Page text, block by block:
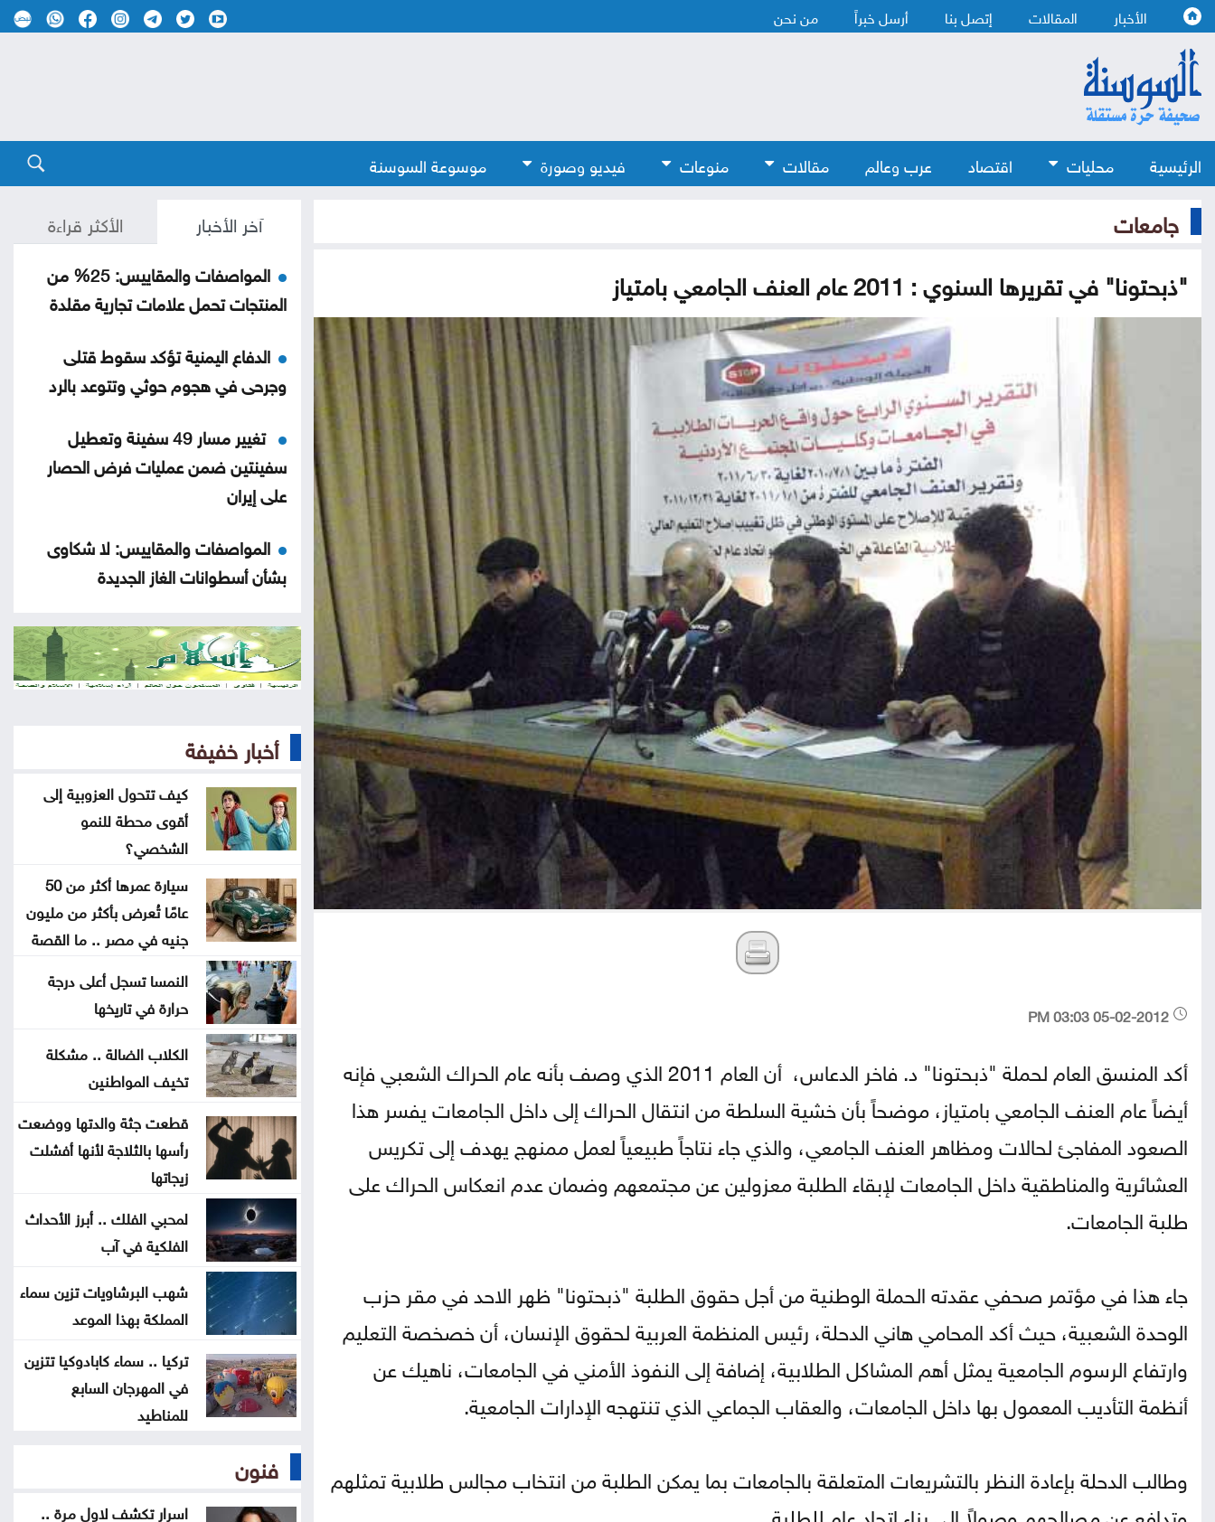
الأخبار المقالات إتصل بنا أرسل خبراً من نحن
الرئيسية محليات اقتصاد عرب وعالم مقالات منوعات فيديو وصورة موسوعة السوسنة
جامعات
"ذبحتونا" في تقريرها السنوي : 2011 عام العنف الجامعي بامتياز
أكد المنسق العام لحملة "ذبحتونا" د. فاخر الدعاس، أن العام 2011 الذي وصف بأنه عام الحراك الشعبي فإنه
أيضاً عام العنف الجامعي بامتياز، موضحاً بأن خشية السلطة من انتقال الحراك إلى داخل الجامعات يفسر هذا
الصعود المفاجئ لحالات ومظاهر العنف الجامعي، والذي جاء نتاجاً طبيعياً لعمل ممنهج يهدف إلى تكريس
العشائرية والمناطقية داخل الجامعات لإبقاء الطلبة معزولين عن مجتمعهم وضمان عدم انعكاس الحراك على
طلبة الجامعات.
جاء هذا في مؤتمر صحفي عقدته الحملة الوطنية من أجل حقوق الطلبة "ذبحتونا" ظهر الاحد في مقر حزب
الوحدة الشعبية، حيث أكد المحامي هاني الدحلة، رئيس المنظمة العربية لحقوق الإنسان، أن خصخصة التعليم
وارتفاع الرسوم الجامعية يمثل أهم المشاكل الطلابية، إضافة إلى النفوذ الأمني في الجامعات، ناهيك عن
أنظمة التأديب المعمول بها داخل الجامعات، والعقاب الجماعي الذي تنتهجه الإدارات الجامعية.
وطالب الدحلة بإعادة النظر بالتشريعات المتعلقة بالجامعات بما يمكن الطلبة من انتخاب مجالس طلابية تمثلهم
وتدافع عن مصالحهم وصولاً إلى بناء اتحاد عام للطلبة.
آخر الأخبار الأكثر قراءة
المواصفات والمقاييس: 25% من
المنتجات تحمل علامات تجارية مقلدة
الدفاع اليمنية تؤكد سقوط قتلى
وجرحى في هجوم حوثي وتتوعد بالرد
تغيير مسار 49 سفينة وتعطيل
سفينتين ضمن عمليات فرض الحصار
على إيران
المواصفات والمقاييس: لا شكاوى
بشأن أسطوانات الغاز الجديدة
المواصفات والمقاييس: لا خلل في
محطات المحروقات أو مادة البنزين
داخل حافلة ركاب في جرمانا بريف
دمشق
العراق يستلم 500 مليون دولار من
البنك المركزي الأميركي
إرادة ملكية بتعيين رئيس الديوان
الملكي ومدير مكتب الملك في مجلس
الأمن القومي
إصابة طفلين فلسطينيين بنيران
الجيش الإسرائيلي في غزة
بلال احمد المحاسنه مبارك المسمى
الجديد
الأشغال تبدأ السبت أعمال صيانة
طريق معان – البادية
تخفيض عدد أعضاء مجلس التعليم
العالي ومجالس الأمناء
توافق مبدئي على آلية تعيين المدير
التنفيذي للبلديات
اليرموك تطلق اسم اليوبيل الذهبي
أخبار خفيفة
كيف تتحول العزوبية إلى
أقوى محطة للنمو
الشخصي؟
سيارة عمرها أكثر من 50
عامًا تُعرض بأكثر من مليون
جنيه في مصر .. ما القصة
النمسا تسجل أعلى درجة
حرارة في تاريخها
الكلاب الضالة .. مشكلة
تخيف المواطنين
قطعت جثة والدتها ووضعت
رأسها بالثلاجة لأنها أفشلت
زيجاتها
لمحبي الفلك .. أبرز الأحداث
الفلكية في آب
شهب البرشاويات تزين سماء
المملكة بهذا الموعد
تركيا .. سماء كابادوكيا تتزين
في المهرجان السابع
للمناطيد
فنون
اسرار تكشف لاول مرة ..